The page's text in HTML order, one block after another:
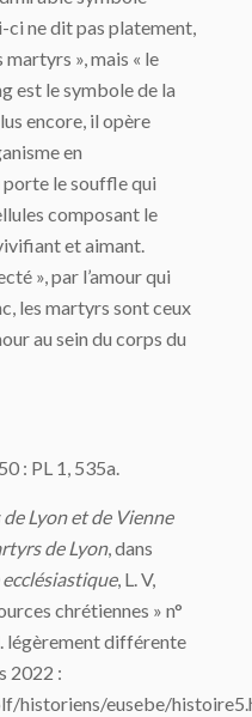
ne dit pas platement,
», mais « le
est le symbole de la
encore, il opère
en
le souffle qui
composant le
et aimant.
», par l’amour qui
les martyrs sont ceux
au sein du corps du
: PL 1, 535a.
Lyon et de Vienne
de Lyon, dans
, L. V,
chrétiennes » n°
légèrement différente
2022 :
historiens/eusebe/